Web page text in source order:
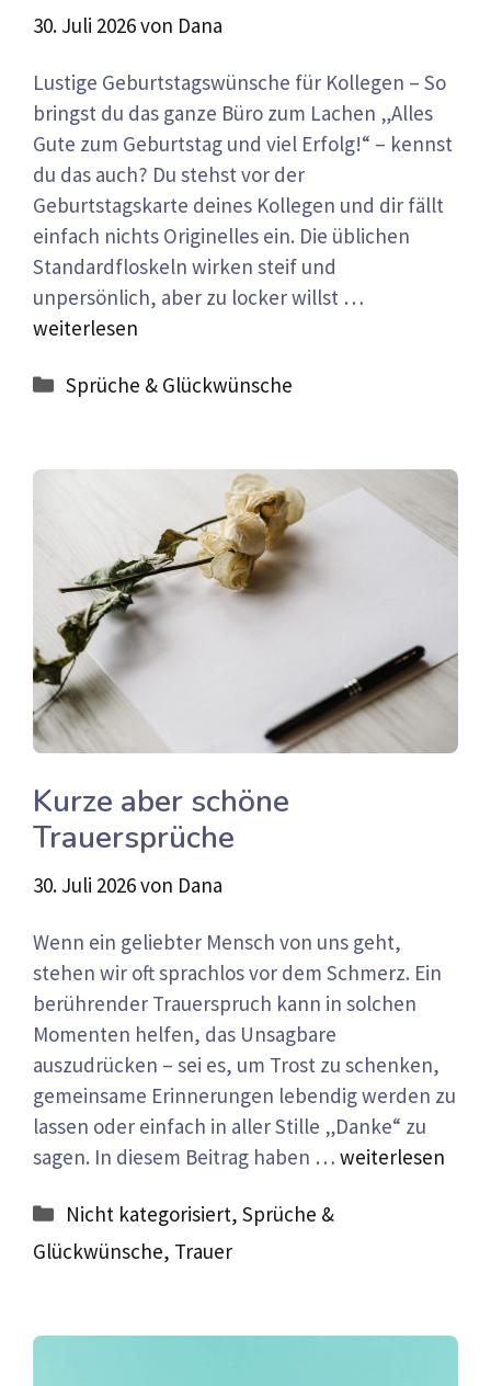
30. Juli 2026von Dana
Lustige Geburtstagswünsche für Kollegen – So
bringst du das ganze Büro zum Lachen „Alles
Gute zum Geburtstag und viel Erfolg!“ – kennst
du das auch? Du stehst vor der
Geburtstagskarte deines Kollegen und dir fällt
einfach nichts Originelles ein. Die üblichen
Standardfloskeln wirken steif und
unpersönlich, aber zu locker willst …
weiterlesen
Kategorien
Sprüche & Glückwünsche
Kurze aber schöne
Trauersprüche
30. Juli 2026von Dana
Wenn ein geliebter Mensch von uns geht,
stehen wir oft sprachlos vor dem Schmerz. Ein
berührender Trauerspruch kann in solchen
Momenten helfen, das Unsagbare
auszudrücken – sei es, um Trost zu schenken,
gemeinsame Erinnerungen lebendig werden zu
lassen oder einfach in aller Stille „Danke“ zu
sagen. In diesem Beitrag haben … weiterlesen
Kategorien
Nicht kategorisiert,Sprüche &
Glückwünsche, Trauer